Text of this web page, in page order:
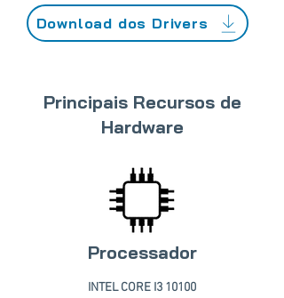
Download dos Drivers
Principais Recursos de
Hardware
Processador
INTEL CORE I3 10100